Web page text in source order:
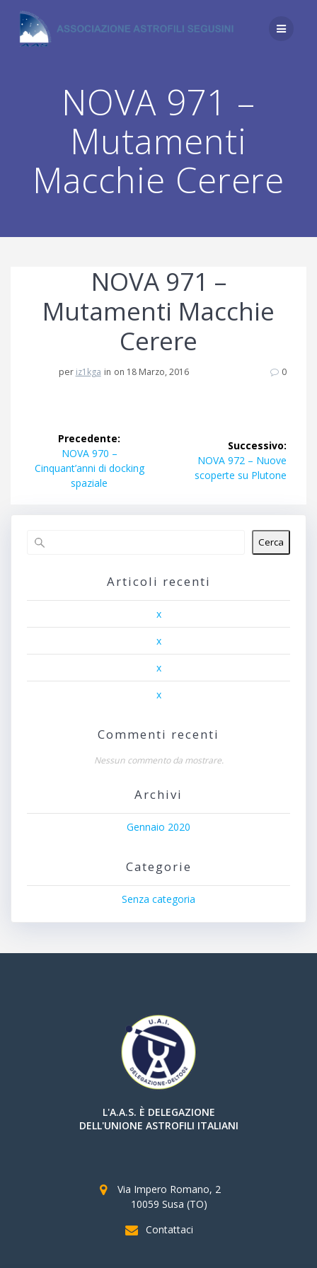
contenuto
NOVA 971 –
Mutamenti
Macchie Cerere
NOVA 971 –
Mutamenti Macchie
Cerere
per iz1kga in on 18 Marzo, 2016 0
Navigazione
articoli
Precedente:
Articolo
precedente:
NOVA 970 –
Cinquant’anni di docking
spaziale
Successivo:
Articolo
successivo:
NOVA 972 – Nuove
scoperte su Plutone
Cerca
Articoli recenti
x
x
x
x
Commenti recenti
Nessun commento da mostrare.
Archivi
Gennaio 2020
Categorie
Senza categoria
L'A.A.S. È DELEGAZIONE
DELL'UNIONE ASTROFILI ITALIANI
Via Impero Romano, 2
10059 Susa (TO)
Contattaci